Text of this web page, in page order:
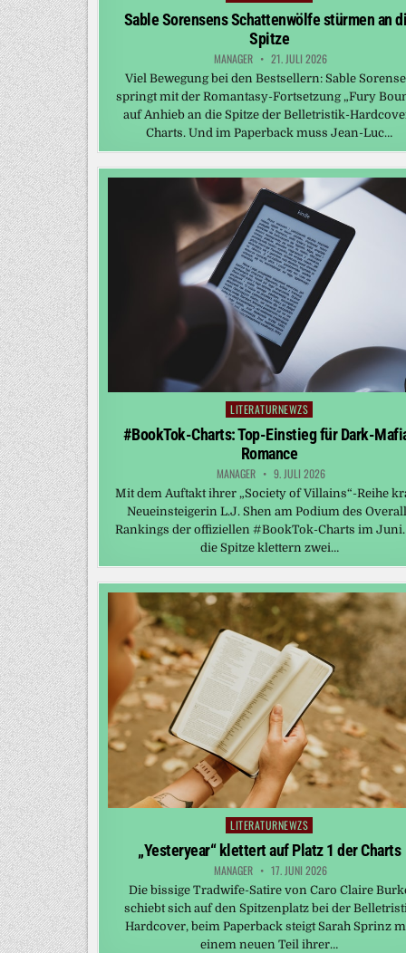
in
Sable Sorensens Schattenwölfe stürmen an
Spitze
MANAGER 21. JULI 2026
Viel Bewegung bei den Bestsellern: Sable
springt mit der Romantasy-Fortsetzung „Fury
auf Anhieb an die Spitze der Belletristik-
Charts. Und im Paperback muss Jean-Luc…
Posted
LITERATURNEWZS
#BookTok-Charts: Top-Einstieg für Dark-
Romance
MANAGER 9. JULI 2026
Mit dem Auftakt ihrer „Society of Villains“-Reihe
Neueinsteigerin L.J. Shen am Podium des
Rankings der offiziellen #BookTok-Charts im
die Spitze klettern zwei…
Posted
in
LITERATURNEWZS
„Yesteryear“ klettert auf Platz 1 der Charts
MANAGER 17. JUNI 2026
Die bissige Tradwife-Satire von Caro Claire
schiebt sich auf den Spitzenplatz bei der
Hardcover, beim Paperback steigt Sarah Sprinz
einem neuen Teil ihrer…